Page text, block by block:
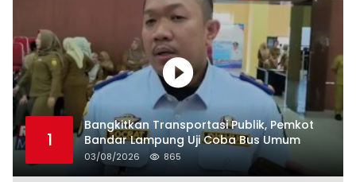
1
Bangkitkan Transportasi Publik, Pemkot
Bandar Lampung Uji Coba Bus Umum
03/08/2026 865